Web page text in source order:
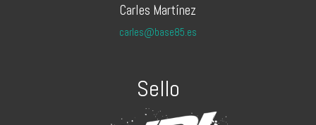
Carles Martínez
carles@base85.es
Sello